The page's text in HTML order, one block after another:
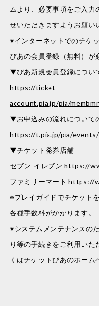
ムより、必要事項をご入力
せいただきますようお願い
※インターネットでのチケ
ぴあの会員登録（無料）が
▼ぴあ新規会員登録につい
https://ticket-
account.pia.jp/pia/
▼お申込みの流れについて
https://t.pia.jp/pia/
▼チケット発券店舗
セブン-イレブンhttps://
ファミリーマートhttps://
※プレイガイドでチケット
各種手数料がかかります。
※システムメンテナンスの
り等の手続きをご利用いた
くはチケットぴあのホーム